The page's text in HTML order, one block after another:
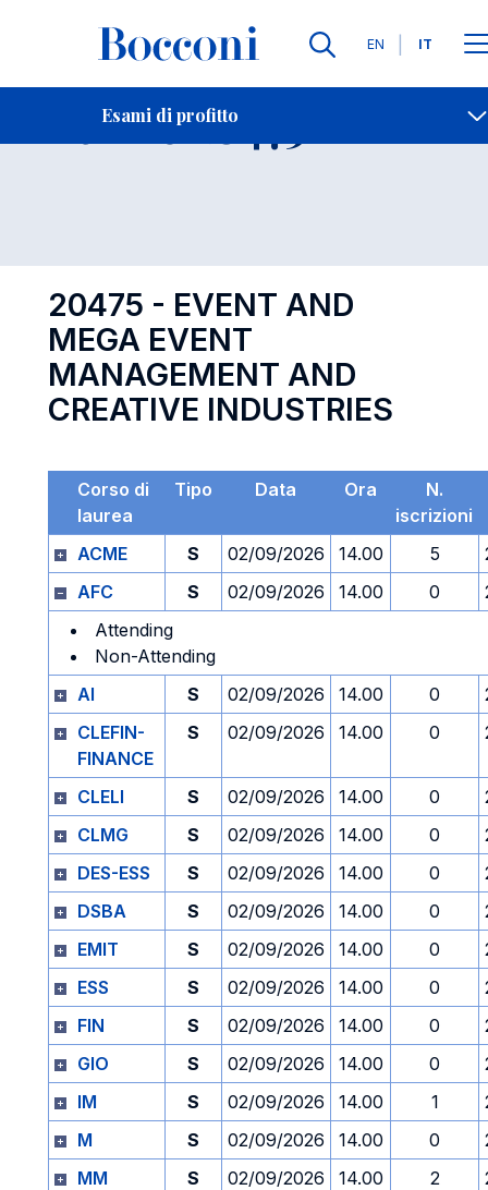
Lingue
EN IT
Esami di profitto
Contatti
Esame 20475 Open
20475 - EVENT AND
MEGA EVENT
MANAGEMENT AND
CREATIVE INDUSTRIES
Corso di
laurea
Tipo Data Ora
N.
iscrizioni
ACME
S 02/09/2026 14.00 5
AFC
S 02/09/2026 14.00 0
Attending
Non-Attending
AI
S 02/09/2026 14.00 0
CLEFIN-
FINANCE
S 02/09/2026 14.00 0
CLELI S 02/09/2026 14.00 0
CLMG
S 02/09/2026 14.00 0
DES-ESS
S 02/09/2026 14.00 0
DSBA
S 02/09/2026 14.00 0
EMIT
S 02/09/2026 14.00 0
ESS
S 02/09/2026 14.00 0
FIN
S 02/09/2026 14.00 0
GIO
S 02/09/2026 14.00 0
IM
S 02/09/2026 14.00 1
M
S 02/09/2026 14.00 0
MM
S 02/09/2026 14.00 2